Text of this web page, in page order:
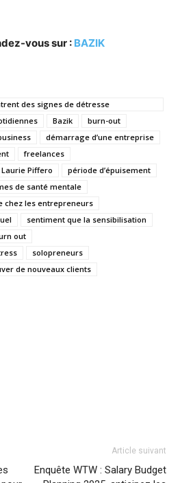
vous sur : BAZIK
des signes de détresse
Bazik
burn-out
démarrage d’une entreprise
freelances
Laurie Piffero
période d’épuisement
de santé mentale
chez les entrepreneurs
sentiment que la sensibilisation
out
solopreneurs
de nouveaux clients
Article suivant
Enquête WTW : Salary Budget